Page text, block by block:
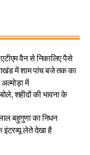
वैन से निकालिए पैसे
में शाम पांच बजे तक का
में
शहीदों की भावना के
बहुगुणा का निधन
इंटरव्यू लेते देखा है